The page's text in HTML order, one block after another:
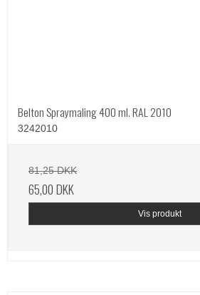
Belton Spraymaling 400 ml. RAL 2010
3242010
81,25 DKK
65,00 DKK
Vis produkt